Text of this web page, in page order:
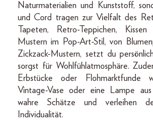
Naturmaterialien und Kunststoff,
und Cord tragen zur Vielfalt des
Tapeten, Retro-Teppichen,
Mustern im Pop-Art-Stil, von
Zickzack-Mustern, setzt du
sorgst für Wohlfühlatmosphäre.
Erbstücke oder Flohmarktfunde
Vintage-Vase oder eine Lampe
wahre Schätze und verleihen
Individualität.